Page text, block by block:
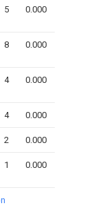
5 0.000
8 0.000
4 0.000
4 0.000
2 0.000
1 0.000